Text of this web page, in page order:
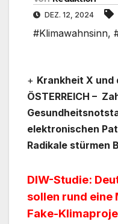
DEZ. 12, 2024
#Klimawahnsinn,
+ Krankheit X und
ÖSTERREICH –
elektronischen
Radikale stürmen
DIW-Studie:
sollen rund eine
Fake-